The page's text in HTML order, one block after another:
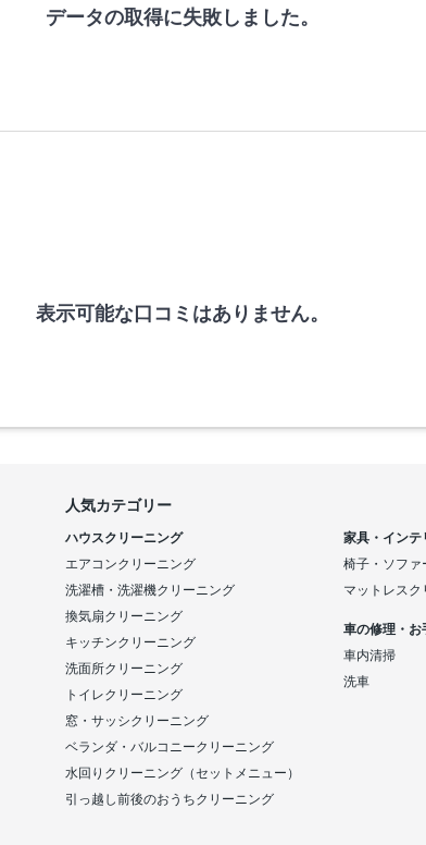
データの取得に失敗しました。
表示可能な口コミはありません。
人気カテゴリー
ハウスクリーニング
エアコンクリーニング
洗濯槽・洗濯機クリーニング
換気扇クリーニング
キッチンクリーニング
洗面所クリーニング
トイレクリーニング
窓・サッシクリーニング
ベランダ・バルコニークリーニング
水回りクリーニング（セットメニュー）
引っ越し前後のおうちクリーニング
家具・インテ
椅子・ソファ
マットレスク
車の修理・お
車内清掃
洗車